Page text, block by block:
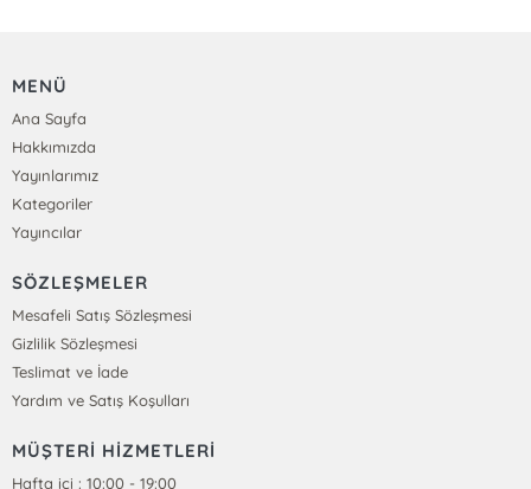
MENÜ
Ana Sayfa
Hakkımızda
Yayınlarımız
Kategoriler
Yayıncılar
SÖZLEŞMELER
Mesafeli Satış Sözleşmesi
Gizlilik Sözleşmesi
Teslimat ve İade
Yardım ve Satış Koşulları
MÜŞTERİ HİZMETLERİ
Hafta içi : 10:00 - 19:00